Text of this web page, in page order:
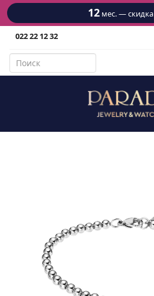
12 мес. — скидка
022 22 12 32